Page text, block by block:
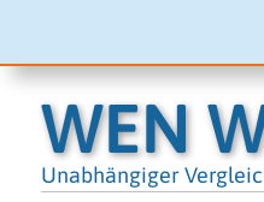
WEN
Unabhängiger